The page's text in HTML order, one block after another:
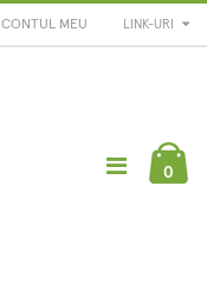
LINK-URI
CONTUL MEU
0